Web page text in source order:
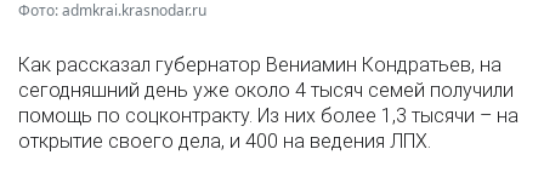
Фото: admkrai.krasnodar.ru
Как рассказал губернатор Вениамин Кондратьев, на
сегодняшний день уже около 4 тысяч семей получили
помощь по соцконтракту. Из них более 1,3 тысячи – на
открытие своего дела, и 400 на ведения ЛПХ.